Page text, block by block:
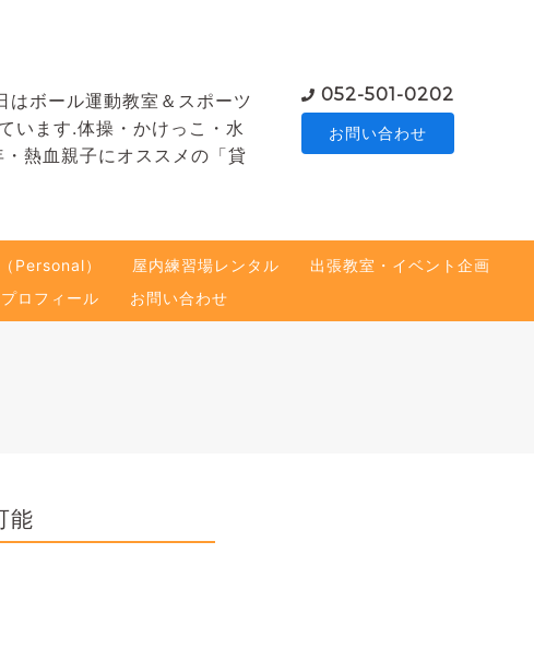
ボール運動教室＆スポーツ
います.体操・かけっこ・水
熱血親子にオススメの「貸
052-501-0202
お問い合わせ
Personal） 屋内練習場レンタル
出張教室・イベント企画
ロフィール お問い合わせ
能